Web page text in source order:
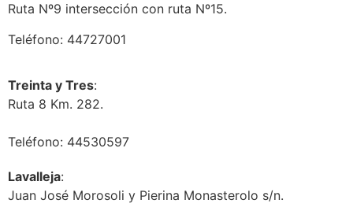
Ruta Nº9 intersección con ruta Nº15.
Teléfono: 44727001
Treinta y Tres:
Ruta 8 Km. 282.
Teléfono: 44530597
Lavalleja:
Juan José Morosoli y Pierina Monasterolo s/n.